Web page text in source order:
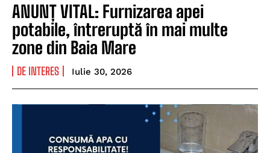
ANUNȚ VITAL: Furnizarea apei
potabile, întreruptă în mai multe
zone din Baia Mare
DE INTERES Iulie 30, 2026